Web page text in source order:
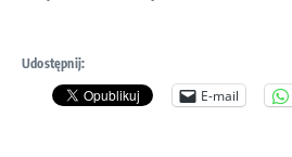
Udostępnij:
E-mail